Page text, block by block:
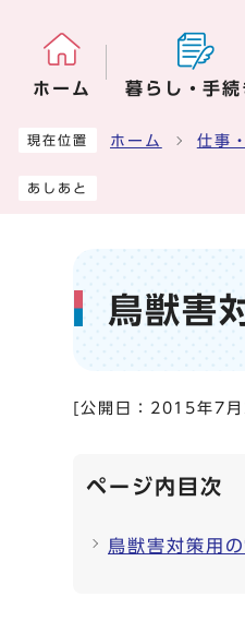
ホーム 暮らし・手続
ここから本文です
現在位置 ホーム 仕事
あしあと
鳥獣害
[公開日： 2015年7月
ページ内目次
鳥獣害対策用